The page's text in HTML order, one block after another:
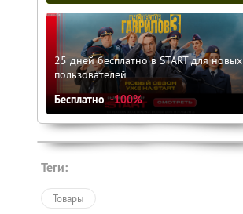
25 дней бесплатно в START для новых
пользователей
Бесплатно -100%
Теги:
Товары